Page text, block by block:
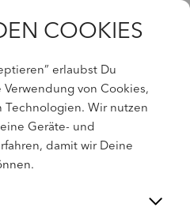
COOKIES
erlaubst Du
von Cookies,
Technologien. Wir nutzen
Geräte- und
damit wir Deine
.
found